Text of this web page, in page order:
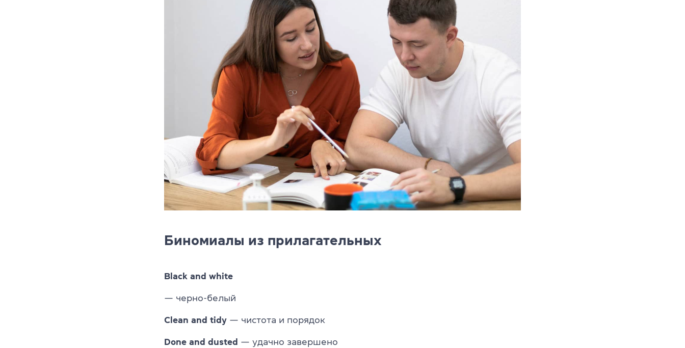
Биномиалы из прилагательных
Black and white
— черно-белый
Clean and tidy — чистота и порядок
Done and dusted — удачно завершено